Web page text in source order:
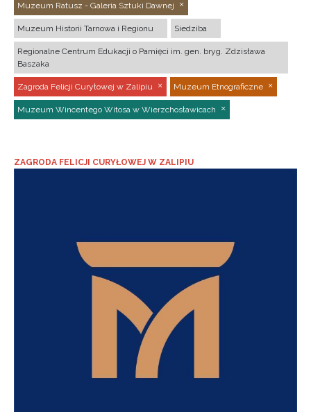
Muzeum Ratusz - Galeria Sztuki Dawnej
Muzeum Historii Tarnowa i Regionu Siedziba
Regionalne Centrum Edukacji o Pamięci im. gen. bryg. Zdzisława
Baszaka
Zagroda Felicji Curyłowej w Zalipiu Muzeum Etnograficzne
Muzeum Wincentego Witosa w Wierzchosławicach
ZAGRODA FELICJI CURYŁOWEJ W ZALIPIU